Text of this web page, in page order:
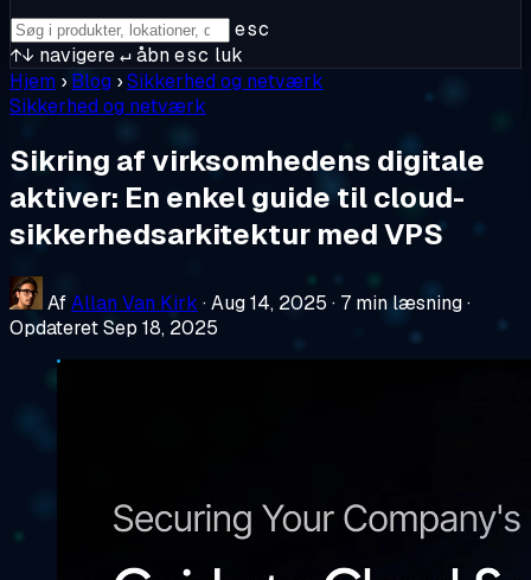
esc
↑↓ navigere↵åbnesc luk
Hjem › Blog ›Sikkerhed og netværk
Sikkerhed og netværk
Sikring af virksomhedens digitale
aktiver: En enkel guide til cloud-
sikkerhedsarkitektur med VPS
AfAllan Van Kirk ·Aug 14, 2025 · 7 min læsning·
Opdateret Sep 18, 2025